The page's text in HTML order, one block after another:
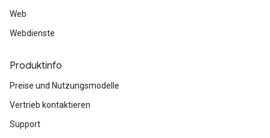
Web
Webdienste
Produktinfo
Preise und Nutzungsmodelle
Vertrieb kontaktieren
Support